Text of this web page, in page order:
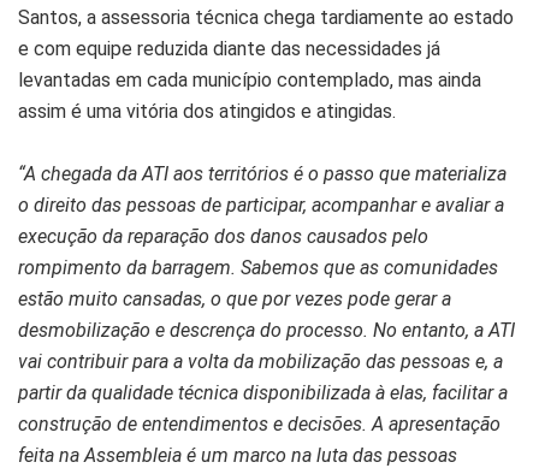
Santos, a assessoria técnica chega tardiamente ao estado
e com equipe reduzida diante das necessidades já
levantadas em cada município contemplado, mas ainda
assim é uma vitória dos atingidos e atingidas.
“A chegada da ATI aos territórios é o passo que materializa
o direito das pessoas de participar, acompanhar e avaliar a
execução da reparação dos danos causados pelo
rompimento da barragem. Sabemos que as comunidades
estão muito cansadas, o que por vezes pode gerar a
desmobilização e descrença do processo. No entanto, a ATI
vai contribuir para a volta da mobilização das pessoas e, a
partir da qualidade técnica disponibilizada à elas, facilitar a
construção de entendimentos e decisões. A apresentação
feita na Assembleia é um marco na luta das pessoas